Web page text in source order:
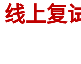
线上复